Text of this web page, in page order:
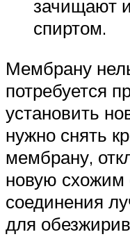
зачищают
спиртом.
Мембрану
потребуется
установить
нужно снять
мембрану,
новую схожим
соединения
для